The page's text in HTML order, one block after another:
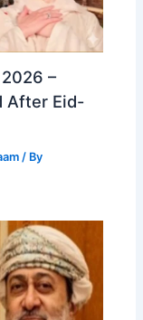
–
After Eid-
/ By